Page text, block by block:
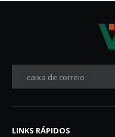
caixa de correio
LINKS RÁPIDOS